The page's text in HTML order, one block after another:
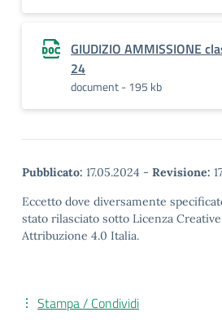
GIUDIZIO AMMISSIONE
24
document - 195 kb
Pubblicato: 17.05.2024 - Revisione:
Eccetto dove diversamente
stato rilasciato sotto Licenza
Attribuzione 4.0 Italia.
Stampa / Condividi